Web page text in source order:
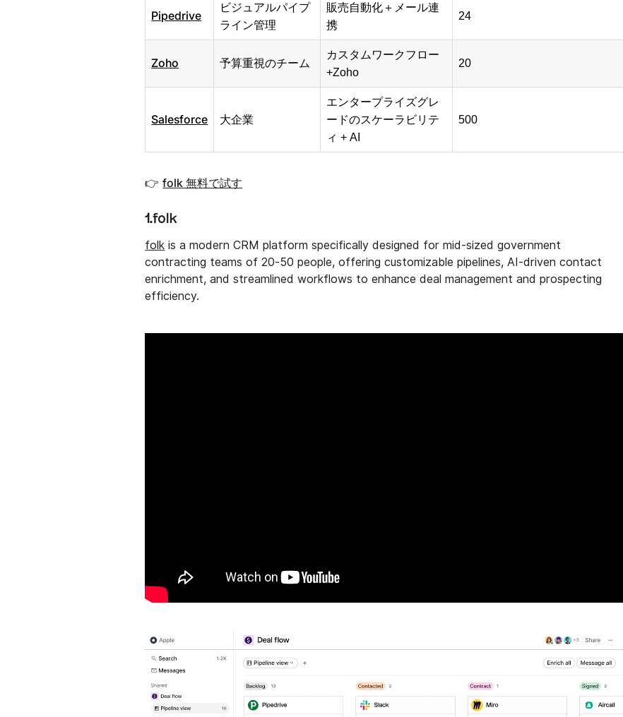
Pipedrive
ビジュアルパイプ
ライン管理
販売自動化＋メール連
携
24
Zoho 予算重視のチーム
カスタムワークフロー
+Zoho
20
Salesforce 大企業
エンタープライズグレ
ードのスケーラビリテ
ィ + AI
500
👉folk 無料で試す
1.folk
folk is a modern CRM platform specifically designed for mid-sized government
contracting teams of 20-50 people, offering customizable pipelines, AI-driven contact
enrichment, and streamlined workflows to enhance deal management and prospecting
efficiency.